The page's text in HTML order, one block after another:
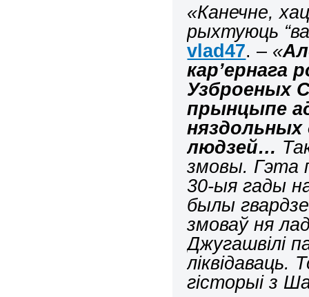
«Канечне,
рыхтуюць
vlad47. – «
кар’ернага
Узброеных
прынцыпе
няздольных
людзей…
змовы. Гэта
30-ыя гады
былы
змоваў ня
Джугашвілі
гісторыі з